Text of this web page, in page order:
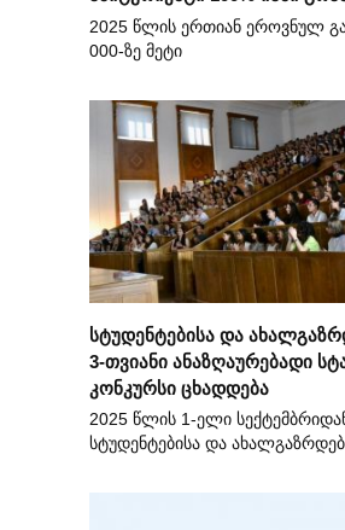
2025 წლის ერთიან ეროვნულ
000-ზე მეტი
სტუდენტებისა და
3-თვიანი ანაზღაურებადი
კონკურსი ცხადდება
2025 წლის 1-ელი
სტუდენტებისა და